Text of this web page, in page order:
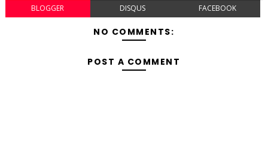
BLOGGER DISQUS FACEBOOK
NO COMMENTS:
POST A COMMENT